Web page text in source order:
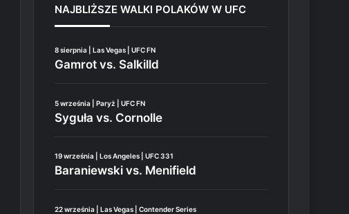
NAJBLIŻSZE WALKI POLAKÓW W UFC
8 sierpnia | Las Vegas | UFC FN
Gamrot vs. Salkilld
5 września | Paryż | UFC FN
Syguła vs. Cornolle
19 września | Los Angeles | UFC 331
Baraniewski vs. Menifield
22 września | Las Vegas | Contender Series